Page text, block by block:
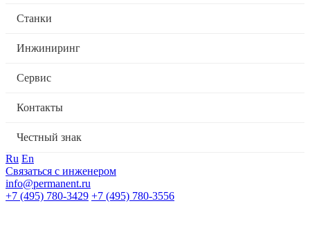
Станки
Инжиниринг
Сервис
Контакты
Честный знак
Ru En
Связаться с инженером
info@permanent.ru
+7 (495) 780-3429 +7 (495) 780-3556